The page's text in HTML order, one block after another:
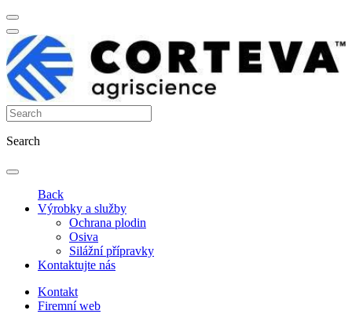
Search
Back
Výrobky a služby
Ochrana plodin
Osiva
Silážní přípravky
Kontaktujte nás
Kontakt
Firemní web